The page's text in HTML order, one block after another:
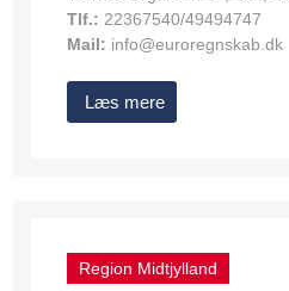
Tlf.: 22367540/49494747
Mail: info@euroregnskab.dk
Læs mere
Region Midtjylland